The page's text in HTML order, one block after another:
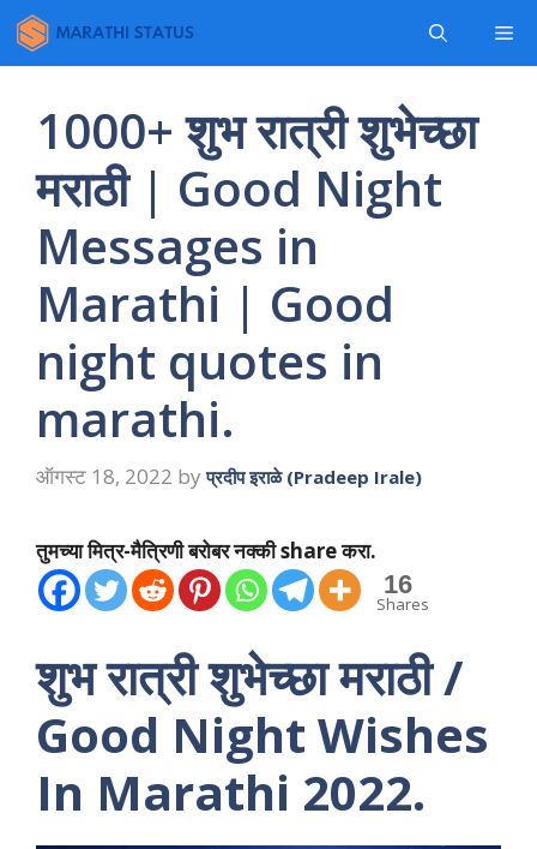
Skip
to
content
1000+ शुभ रात्री शुभेच्छा
मराठी | Good Night
Messages in
Marathi | Good
night quotes in
marathi.
ऑगस्ट 18, 2022 byप्रदीप इराळे (Pradeep Irale)
तुमच्या मित्र-मैत्रिणी बरोबर नक्की share करा.
16
Shares
शुभ रात्री शुभेच्छा मराठी /
Good Night Wishes
In Marathi 2022.